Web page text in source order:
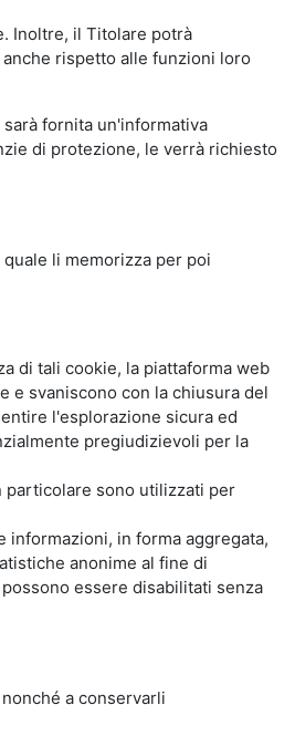
Inoltre, il Titolare potrà
rispetto alle funzioni loro
fornita un'informativa
di protezione, le verrà richiesto
li memorizza per poi
di tali cookie, la piattaforma web
e svaniscono con la chiusura del
l'esplorazione sicura ed
pregiudizievoli per la
particolare sono utilizzati per
in forma aggregata,
anonime al fine di
essere disabilitati senza
a conservarli